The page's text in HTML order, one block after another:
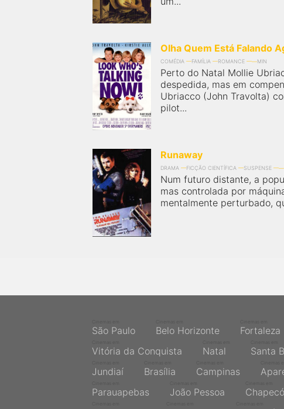
Olha Quem Está Falando
COMÉDIA FAMÍLIA ROMANCE MIN
Perto do Natal Mollie
despedida, mas em
Ubriacco (John Travolta)
pilot...
Runaway
DRAMA FICÇÃO CIENTÍFICA SUSPENSE
Num futuro distante, a
mas controlada por
mentalmente perturbado,
São Paulo Belo Horizonte Fortaleza
Vitória da Conquista Natal Santa
Jundiaí Brasília Campinas
Parauapebas João Pessoa Chapecó